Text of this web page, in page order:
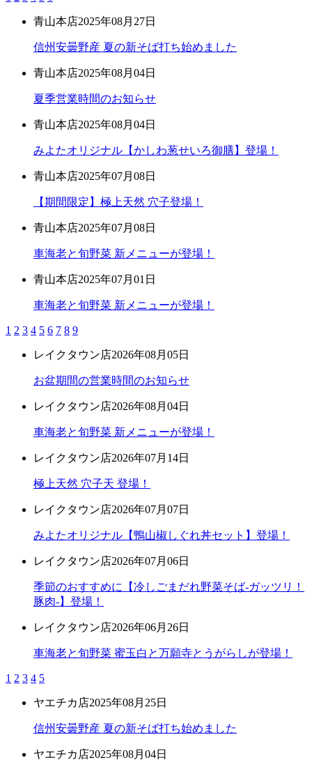
青山本店2025年08月27日
信州安曇野産 夏の新そば打ち始めました
青山本店2025年08月04日
夏季営業時間のお知らせ
青山本店2025年08月04日
みよたオリジナル【かしわ葱せいろ御膳】登場！
青山本店2025年07月08日
【期間限定】極上天然 穴子登場！
青山本店2025年07月08日
車海老と旬野菜 新メニューが登場！
青山本店2025年07月01日
車海老と旬野菜 新メニューが登場！
1 2 3 4 5 6 7 8 9
レイクタウン店2026年08月05日
お盆期間の営業時間のお知らせ
レイクタウン店2026年08月04日
車海老と旬野菜 新メニューが登場！
レイクタウン店2026年07月14日
極上天然 穴子天 登場！
レイクタウン店2026年07月07日
みよたオリジナル【鴨山椒しぐれ丼セット】登場！
レイクタウン店2026年07月06日
季節のおすすめに【冷しごまだれ野菜そば-ガッツリ！
豚肉-】登場！
レイクタウン店2026年06月26日
車海老と旬野菜 蜜玉白と万願寺とうがらしが登場！
1 2 3 4 5
ヤエチカ店2025年08月25日
信州安曇野産 夏の新そば打ち始めました
ヤエチカ店2025年08月04日